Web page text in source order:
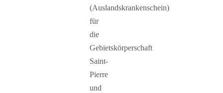
(Auslandskrankenschein)
für
die
Gebietskörperschaft
Saint-
Pierre
und